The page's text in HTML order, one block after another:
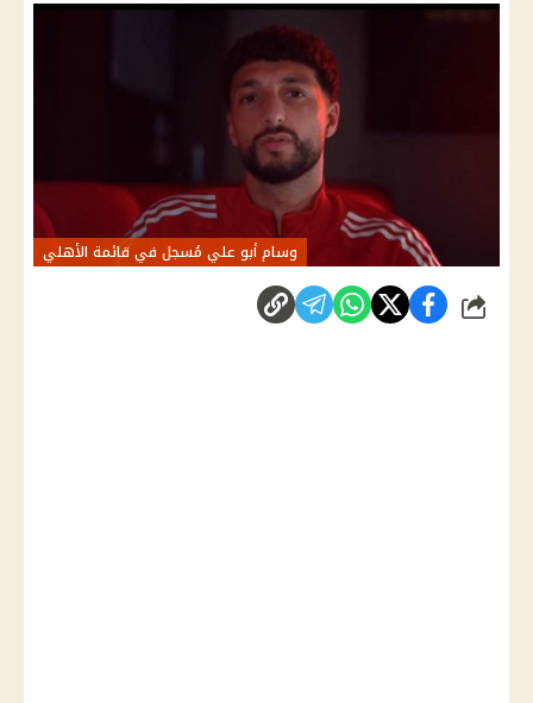
وسام أبو علي مُسجل في قائمة الأهلي
شارك